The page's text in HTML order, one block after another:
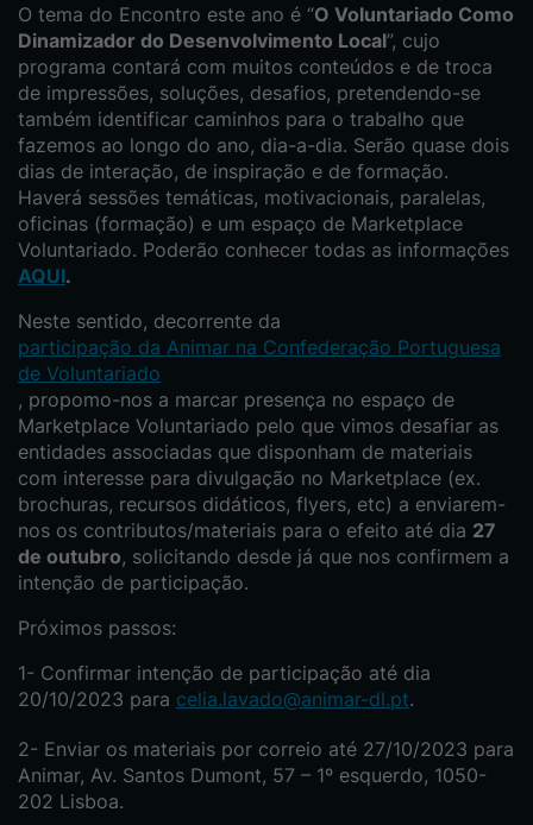
O tema do Encontro este ano é “O Voluntariado Como
Dinamizador do Desenvolvimento Local”, cujo
programa contará com muitos conteúdos e de troca
de impressões, soluções, desafios, pretendendo-se
também identificar caminhos para o trabalho que
fazemos ao longo do ano, dia-a-dia. Serão quase dois
dias de interação, de inspiração e de formação.
Haverá sessões temáticas, motivacionais, paralelas,
oficinas (formação) e um espaço de Marketplace
Voluntariado. Poderão conhecer todas as informações
AQUI.
Neste sentido, decorrente da
participação da Animar na Confederação Portuguesa
de Voluntariado
, propomo-nos a marcar presença no espaço de
Marketplace Voluntariado pelo que vimos desafiar as
entidades associadas que disponham de materiais
com interesse para divulgação no Marketplace (ex.
brochuras, recursos didáticos, flyers, etc) a enviarem-
nos os contributos/materiais para o efeito até dia 27
de outubro, solicitando desde já que nos confirmem a
intenção de participação.
Próximos passos:
Confirmar intenção de participação até dia
20/10/2023 para celia.lavado@animar-dl.pt.
Enviar os materiais por correio até 27/10/2023 para
Animar, Av. Santos Dumont, 57 – 1º esquerdo, 1050-
202 Lisboa.